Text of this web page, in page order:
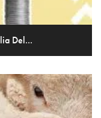
Del...